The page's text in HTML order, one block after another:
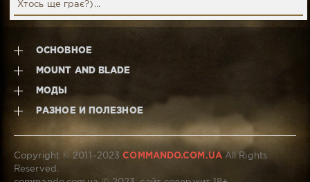
Хтось ще грає?)...
ОСНОВНОЕ
MOUNT AND BLADE
МОДЫ
РАЗНОЕ И ПОЛЕЗНОЕ
Copyright © 2011–2023COMMANDO.COM.UAAll Rights
Reserved.